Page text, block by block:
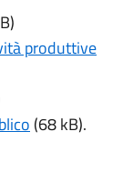
produttive
(68 kB).